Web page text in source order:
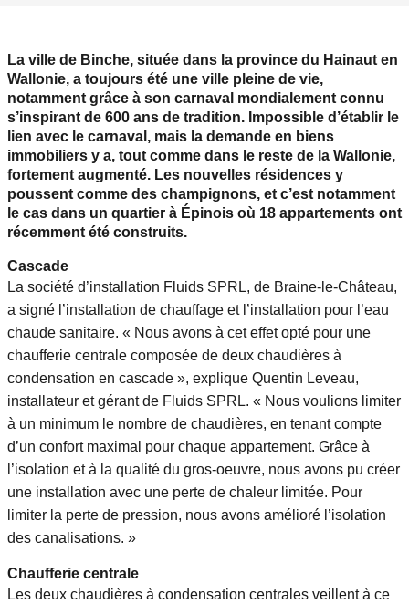
La ville de Binche, située dans la province du Hainaut en
Wallonie, a toujours été une ville pleine de vie,
notamment grâce à son carnaval mondialement connu
s’inspirant de 600 ans de tradition. Impossible d’établir le
lien avec le carnaval, mais la demande en biens
immobiliers y a, tout comme dans le reste de la Wallonie,
fortement augmenté. Les nouvelles résidences y
poussent comme des champignons, et c’est notamment
le cas dans un quartier à Épinois où 18 appartements ont
récemment été construits.
Cascade
La société d’installation Fluids SPRL, de Braine-le-Château,
a signé l’installation de chauffage et l’installation pour l’eau
chaude sanitaire. « Nous avons à cet effet opté pour une
chaufferie centrale composée de deux chaudières à
condensation en cascade », explique Quentin Leveau,
installateur et gérant de Fluids SPRL. « Nous voulions limiter
à un minimum le nombre de chaudières, en tenant compte
d’un confort maximal pour chaque appartement. Grâce à
l’isolation et à la qualité du gros-oeuvre, nous avons pu créer
une installation avec une perte de chaleur limitée. Pour
limiter la perte de pression, nous avons amélioré l’isolation
des canalisations. »
Chaufferie centrale
Les deux chaudières à condensation centrales veillent à ce